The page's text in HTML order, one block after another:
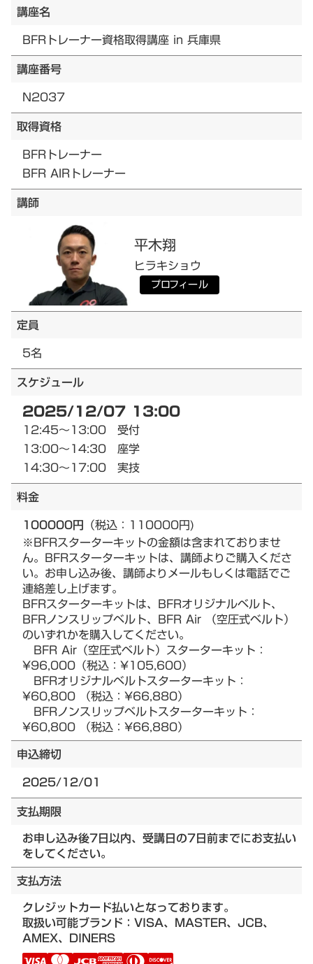
講座名
BFRトレーナー資格取得講座 in 兵庫県
講座番号
N2037
取得資格
BFRトレーナー
BFR AIRトレーナー
講師
平木翔
ヒラキショウ
プロフィール
定員
5名
スケジュール
2025/12/07 13:00
12:45～13:00 受付
13:00～14:30 座学
14:30～17:00 実技
料金
100000円 （税込：110000円)
※BFRスターターキットの金額は含まれておりませ
ん。BFRスターターキットは、講師よりご購入くださ
い。お申し込み後、講師よりメールもしくは電話でご
連絡差し上げます。
BFRスターターキットは、BFRオリジナルベルト、
BFRノンスリップベルト、BFR Air （空圧式ベルト）
のいずれかを購入してください。
BFR Air（空圧式ベルト）スターターキット：
¥96,000（税込：¥105,600）
BFRオリジナルベルトスターターキット：
¥60,800 （税込：¥66,880）
BFRノンスリップベルトスターターキット：
¥60,800 （税込：¥66,880）
申込締切
2025/12/01
支払期限
お申し込み後7日以内、受講日の7日前までにお支払い
をしてください。
支払方法
クレジットカード払いとなっております。
取扱い可能ブランド：VISA、MASTER、JCB、
AMEX、DINERS